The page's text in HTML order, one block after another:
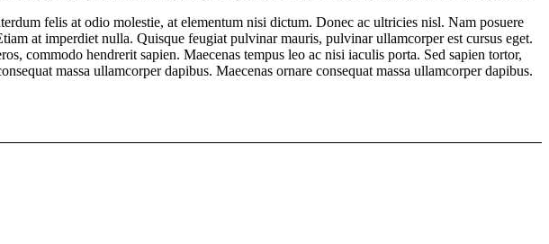
felis at odio molestie, at elementum nisi dictum. Donec ac ultricies nisl. Nam posuere
at imperdiet nulla. Quisque feugiat pulvinar mauris, pulvinar ullamcorper est cursus eget.
commodo hendrerit sapien. Maecenas tempus leo ac nisi iaculis porta. Sed sapien tortor,
massa ullamcorper dapibus. Maecenas ornare consequat massa ullamcorper dapibus.